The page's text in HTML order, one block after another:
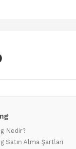
Nedir?
Satın Alma Şartları